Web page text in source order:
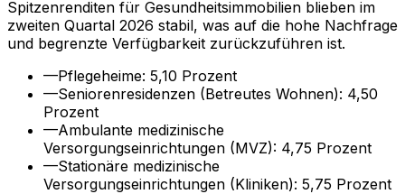
Spitzenrenditen für Gesundheitsimmobilien blieben im
zweiten Quartal 2026 stabil, was auf die hohe Nachfrage
und begrenzte Verfügbarkeit zurückzuführen ist.
—Pflegeheime: 5,10 Prozent
—Seniorenresidenzen (Betreutes Wohnen): 4,50
Prozent
—Ambulante medizinische
Versorgungseinrichtungen (MVZ): 4,75 Prozent
—Stationäre medizinische
Versorgungseinrichtungen (Kliniken): 5,75 Prozent